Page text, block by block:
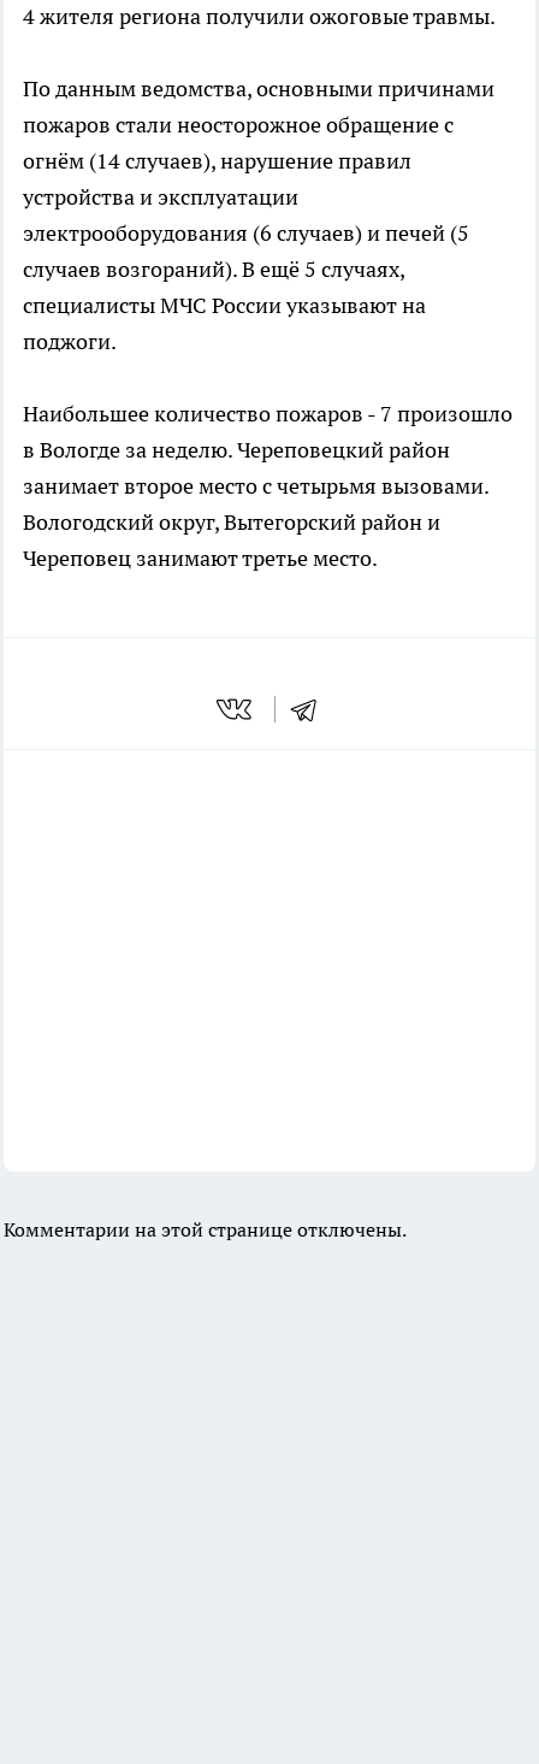
4 жителя региона получили ожоговые травмы.
По данным ведомства, основными причинами
пожаров стали неосторожное обращение с
огнём (14 случаев), нарушение правил
устройства и эксплуатации
электрооборудования (6 случаев) и печей (5
случаев возгораний). В ещё 5 случаях,
специалисты МЧС России указывают на
поджоги.
Наибольшее количество пожаров - 7 произошло
в Вологде за неделю. Череповецкий район
занимает второе место с четырьмя вызовами.
Вологодский округ, Вытегорский район и
Череповец занимают третье место.
Комментарии на этой странице отключены.